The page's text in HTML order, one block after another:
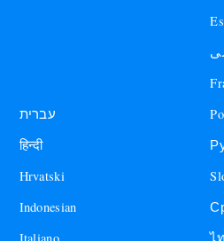
עברית
हिन्दी
Hrvatski
Indonesian
Italiano
ไ